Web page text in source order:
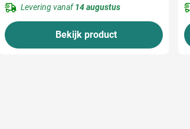
Levering vanaf14 augustus
Bekijk product